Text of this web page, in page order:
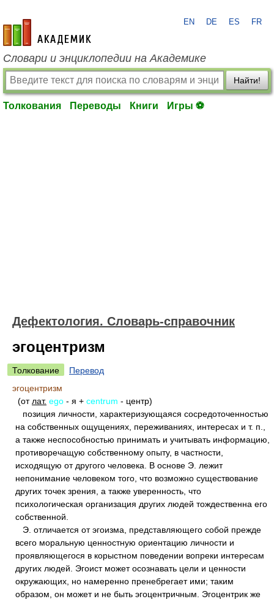
academic.ru
EN DE ES FR
Словари и энциклопедии на Академике
Найти!
Толкования Переводы Книги Игры ⚽
Дефектология. Словарь-справочник
эгоцентризм
Толкование
Перевод
эгоцентризм
(от лат. ego - я + centrum - центр)
позиция личности, характеризующаяся сосредоточенностью
на собственных ощущениях, переживаниях, интересах и т. п.,
а также неспособностью принимать и учитывать информацию,
противоречащую собственному опыту, в частности,
исходящую от другого человека. В основе Э. лежит
непонимание человеком того, что возможно существование
других точек зрения, а также уверенность, что
психологическая организация других людей тождественна его
собственной.
Э. отличается от эгоизма, представляющего собой прежде
всего моральную ценностную ориентацию личности и
проявляющегося в корыстном поведении вопреки интересам
других людей. Эгоист может осознавать цели и ценности
окружающих, но намеренно пренебрегает ими; таким
образом, он может и не быть эгоцентричным. Эгоцентрик же